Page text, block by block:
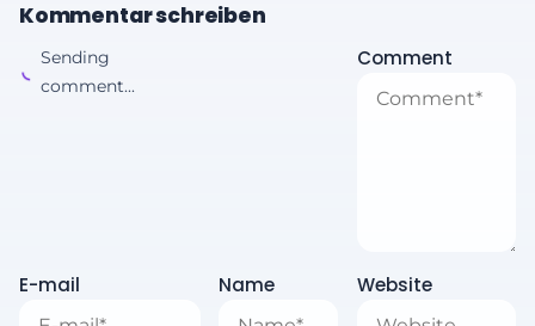
Kommentar schreiben
Sending
comment...
Comment
E-mail Name Website